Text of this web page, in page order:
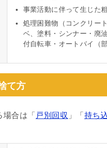
事業活動に伴って生じた
処理困難物（コンクリー
ベ、塗料・シンナー・廃
付自転車・オートバイ（
て方
合は「 戸別回収 」「 持ち